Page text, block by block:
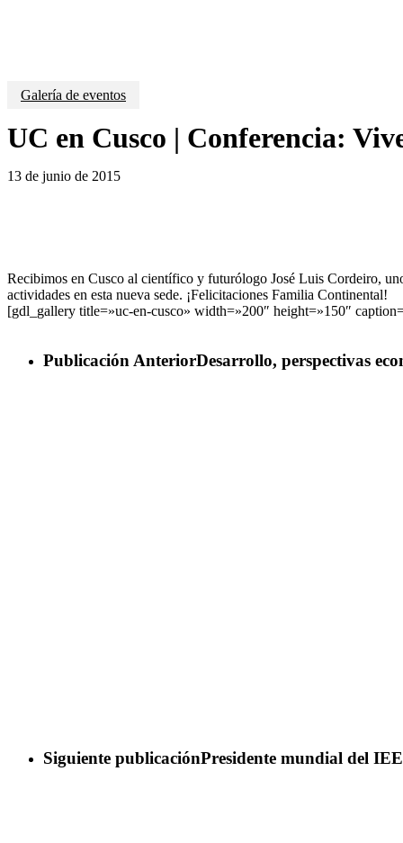
Galería de eventos
UC en Cusco | Conferencia:
13 de junio de 2015
Recibimos en Cusco al científico y futurólogo José Luis Cordeiro,
actividades en esta nueva sede. ¡Felicitaciones Familia Continental!
[gdl_gallery title=»uc-en-cusco» width=»200″ height=»150″
Publicación AnteriorDesarrollo, perspectivas
Siguiente publicaciónPresidente mundial del